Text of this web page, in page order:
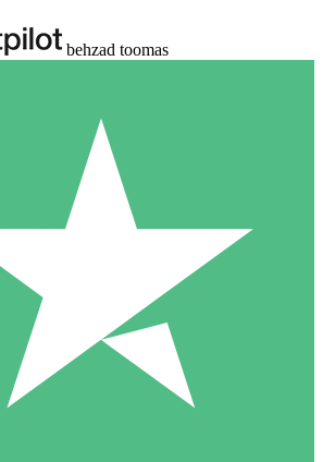
behzad toomas